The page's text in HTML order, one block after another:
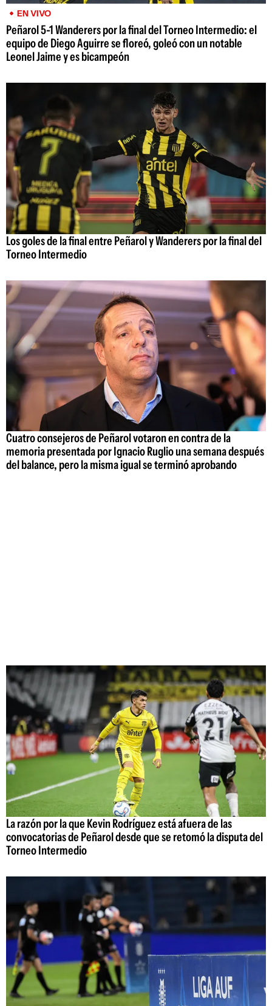
EN VIVO
Peñarol 5-1 Wanderers por la final del Torneo Intermedio: el
equipo de Diego Aguirre se floreó, goleó con un notable
Leonel Jaime y es bicampeón
Los goles de la final entre Peñarol y Wanderers por la final del
Torneo Intermedio
Cuatro consejeros de Peñarol votaron en contra de la
memoria presentada por Ignacio Ruglio una semana después
del balance, pero la misma igual se terminó aprobando
La razón por la que Kevin Rodríguez está afuera de las
convocatorias de Peñarol desde que se retomó la disputa del
Torneo Intermedio